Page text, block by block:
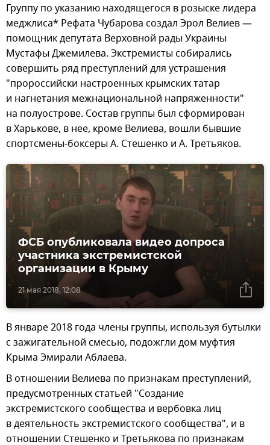
Группу по указанию находящегося в розыске лидера
меджлиса* Рефата Чубарова создал Эрол Велиев —
помощник депутата Верховной рады Украины
Мустафы Джемилева. Экстремисты собирались
совершить ряд преступлений для устрашения
"пророссийски настроенных крымских татар
и нагнетания межнациональной напряженности"
на полуострове. Состав группы был сформирован
в Харькове, в нее, кроме Велиева, вошли бывшие
спортсмены-боксеры А. Стешенко и А. Третьяков.
21 мая 2018, 12:08
ФСБ опубликовала видео допроса
участника экстремистской
организации в Крыму
В январе 2018 года члены группы, используя бутылки
с зажигательной смесью, подожгли дом муфтия
Крыма Эмирали Аблаева.
В отношении Велиева по признакам преступлений,
предусмотренных статьей "Создание
экстремистского сообщества и вербовка лиц
в деятельность экстремистского сообщества", и в
отношении Стешенко и Третьякова по признакам